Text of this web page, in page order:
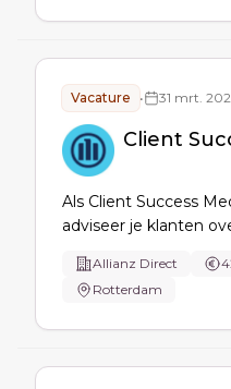
Vacature • 31 mrt.
Client
Als Client Success
adviseer je klanten
uitstekende service
team aan
Allianz Direct
Rotterdam